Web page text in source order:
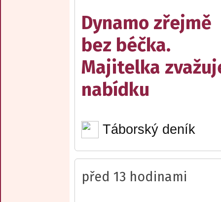
Dynamo zřejmě
bez béčka.
Majitelka
nabídku
Táborský deník
před 13 hodinami